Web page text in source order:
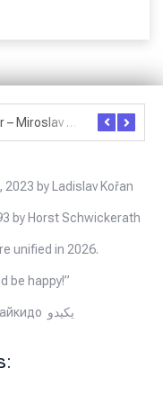
by Ladislav Kořan
by Horst Schwickerath
unified in 2026.
be happy!”
합기도 Aikido 合氣道 एकिडो айкидо يكيدو